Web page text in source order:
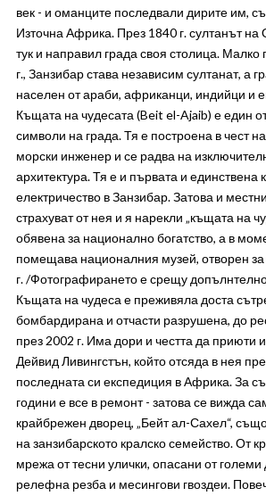
век - и оманците последвали дирите им,
Източна Африка. През 1840 г. султанът
тук и направил града своя столица. Малко
г., Занзибар става независим султанат, а
населен от араби, африканци, индийци и
Къщата на чудесата (Beit el-Ajaib) е един
символи на града. Тя е построена в чест
морски инженер и се радва на
архитектура. Тя е и първата и единствена
електричество в Занзибар. Затова и
страхуват от нея и я нарекли „къщата на
обявена за национално богатство, а в
помещава националния музей, отворен за
г. /Фотографирането е срещу
Къщата на чудеса е преживяла доста
бомбардирана и отчасти разрушена, до
през 2002 г. Има дори и честта да приюти
Дейвид Ливингстън, който отсяда в нея
последната си експедиция в Африка. За
години е все в ремонт - затова се вижда
крайбрежен дворец, „Бейт ал-Сахел“,
на занзибарското кралско семейство. От
мрежа от тесни улички, опасани от
релефна резба и месингови гвоздеи.